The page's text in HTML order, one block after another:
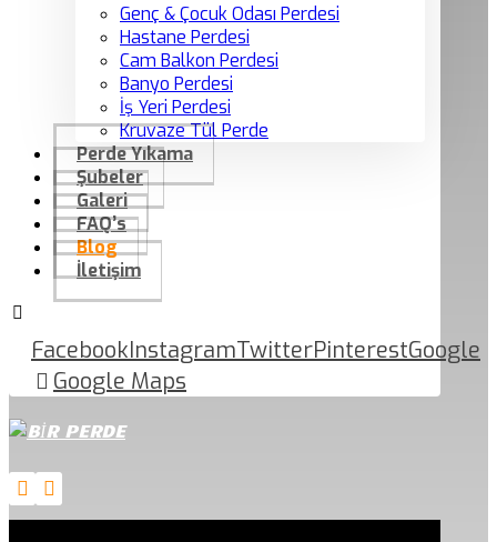
Genç & Çocuk Odası Perdesi
Hastane Perdesi
Cam Balkon Perdesi
Banyo Perdesi
İş Yeri Perdesi
Kruvaze Tül Perde
Perde Yıkama
Şubeler
Galeri
FAQ’s
Blog
İletişim
FacebookInstagramTwitterPinterestGoogle
Google Maps